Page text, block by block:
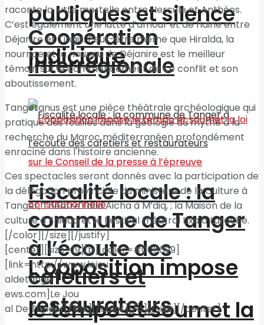
Coopération
interrégionale
Fiscalité locale : la
commune de Tanger
à l’écoute des
cafetiers et
restaurateurs
publiques et silence
judiciaire
L’opposition impose
le tempo et soumet la
raconte la lutte mortelle entre Hercule et Anthéos.
C’est également une lutte d’amour et de haine entre
Déjanire et Tingis. Peut-être même que Hiralda, la
nourrice et la nounou de Déjanire est le meilleur
témoin sur le commencement de ce conflit et son
aboutissement.
Tangetanus est une pièce théâtrale archéologique qui
pratique des fouilles dans la géologie du mythe à la
recherche du Maroc méditerranéen profondément
enraciné dans l'histoire ancienne.
Ces spectacles seront donnés avec la participation de
la délégation provinciale du ministère de la Culture à
Tanger, Théâtre Lalla Aicha à M’diq, ; la Maison de la
culture à Fnidaq et le Festival théâtral Lixa à Larache.
[/color][/size][/justify]
[center][size=19][b][color=#006699]
[link=http://www.lejou
aldetange
ews.com]Le Jou
al De Tanger[/link][/color][/b][/size][/center]